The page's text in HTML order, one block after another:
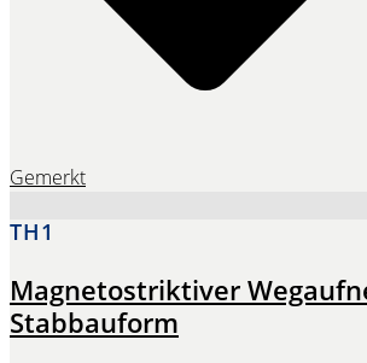
Gemerkt
TH1
Magnetostriktiver
Stabbauform